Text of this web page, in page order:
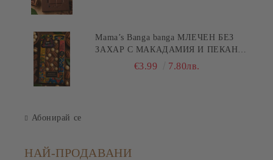
Mama’s Banga banga МЛЕЧЕН БЕЗ
ЗАХАР С МАКАДАМИЯ И ПЕКАН
€3.99 7.80лв.
Абонирай се
НАЙ-ПРОДАВАНИ